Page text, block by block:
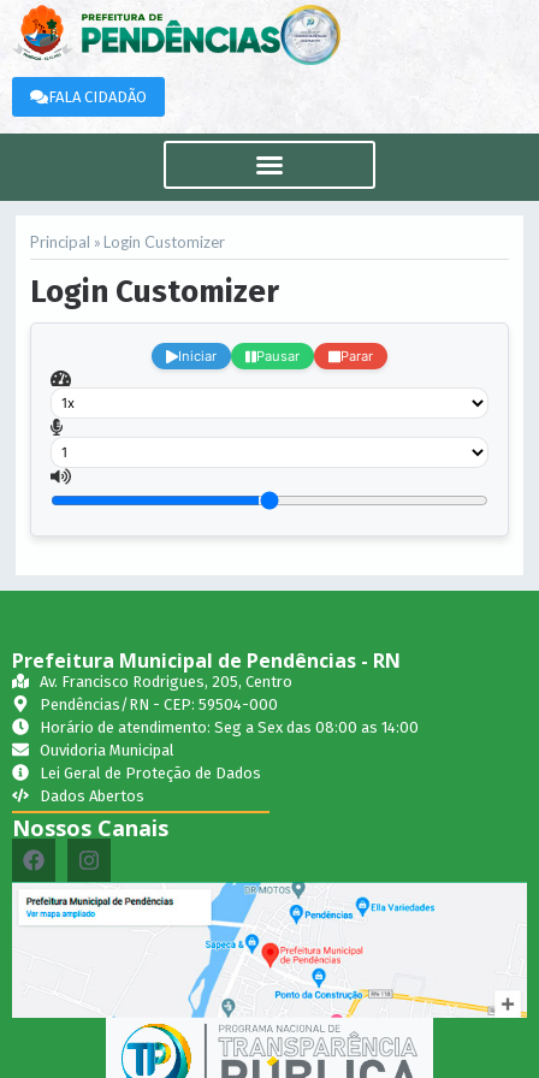
FALA CIDADÃO
Principal » Login Customizer
Login Customizer.
Iniciar Pausar Parar
Prefeitura Municipal de Pendências - RN
Av. Francisco Rodrigues, 205, Centro
Pendências/RN - CEP: 59504-000
Horário de atendimento: Seg a Sex das 08:00 as 14:00
Ouvidoria Municipal
Lei Geral de Proteção de Dados
Dados Abertos
Nossos Canais